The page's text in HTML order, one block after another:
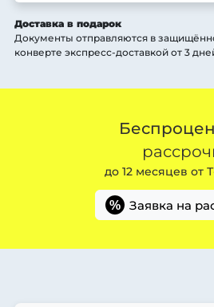
Доставка в подарок
Документы отправляются в
конверте экспресс-доставкой от 3
до 12 месяцев от
% Заявка на